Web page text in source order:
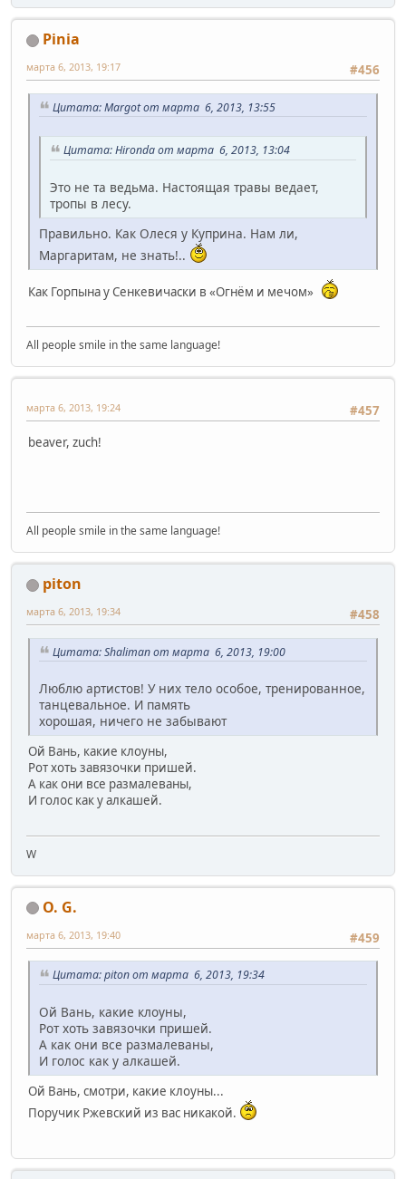
Pinia
#456
марта 6, 2013, 19:17
Цитата: Margot от марта 6, 2013, 13:55
Цитата: Hironda от марта 6, 2013, 13:04
Это не та ведьма. Настоящая травы ведает,
тропы в лесу.
Правильно. Как Олеся у Куприна. Нам ли,
Маргаритам, не знать!..
Как Горпына у Сенкевичаски в «Огнём и мечом»
All people smile in the same language!
#457
марта 6, 2013, 19:24
beaver, zuch!
All people smile in the same language!
piton
#458
марта 6, 2013, 19:34
Цитата: Shaliman от марта 6, 2013, 19:00
Люблю артистов! У них тело особое, тренированное,
танцевальное. И память
хорошая, ничего не забывают
Ой Вань, какие клоуны,
Рот хоть завязочки пришей.
А как они все размалеваны,
И голос как у алкашей.
W
O. G.
#459
марта 6, 2013, 19:40
Цитата: piton от марта 6, 2013, 19:34
Ой Вань, какие клоуны,
Рот хоть завязочки пришей.
А как они все размалеваны,
И голос как у алкашей.
Ой Вань, смотри, какие клоуны...
Поручик Ржевский из вас никакой.